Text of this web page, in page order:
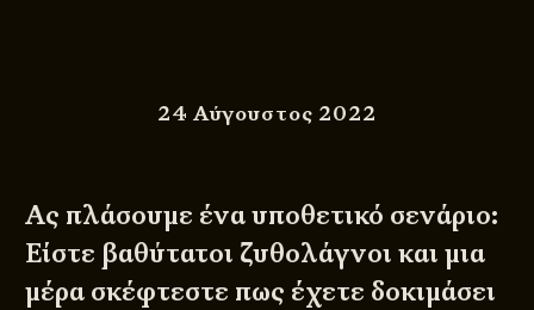
24 Αύγουστος 2022
Ας πλάσουμε ένα υποθετικό σενάριο:
Είστε βαθύτατοι ζυθολάγνοι και μια
μέρα σκέφτεστε πως έχετε δοκιμάσει